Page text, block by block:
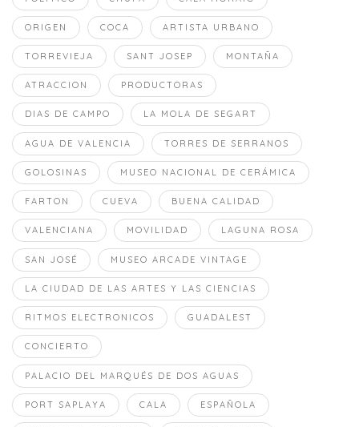
ORIGEN COCA ARTISTA URBANO
TORREVIEJA SANT JOSEP MONTAÑA
ATRACCION PRODUCTORAS
DIAS DE CAMPO LA MOLA DE SEGART
AGUA DE VALENCIA TORRES DE SERRANOS
GOLOSINAS MUSEO NACIONAL DE CERÁMICA
FARTON CUEVA BUENA CALIDAD
VALENCIANA MOVILIDAD LAGUNA ROSA
SAN JOSÉ MUSEO ARCADE VINTAGE
LA CIUDAD DE LAS ARTES Y LAS CIENCIAS
RITMOS ELECTRONICOS GUADALEST
CONCIERTO
PALACIO DEL MARQUÉS DE DOS AGUAS
PORT SAPLAYA CALA ESPAÑOLA